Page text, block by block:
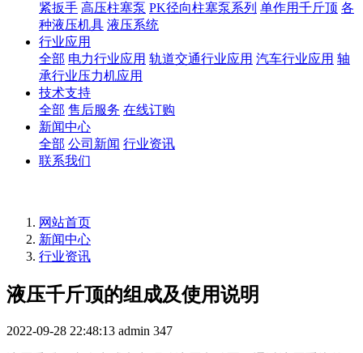
紧扳手 高压柱塞泵 PK径向柱塞泵系列 单作用千斤顶 各
种液压机具 液压系统
行业应用
全部 电力行业应用 轨道交通行业应用 汽车行业应用 轴
承行业压力机应用
技术支持
全部 售后服务 在线订购
新闻中心
全部 公司新闻 行业资讯
联系我们
网站首页
新闻中心
行业资讯
液压千斤顶的组成及使用说明
2022-09-28 22:48:13 admin 347